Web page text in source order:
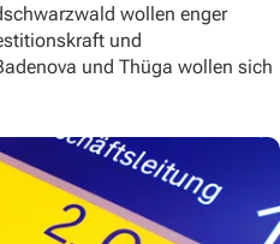
wollen enger
und
und Thüga wollen sich